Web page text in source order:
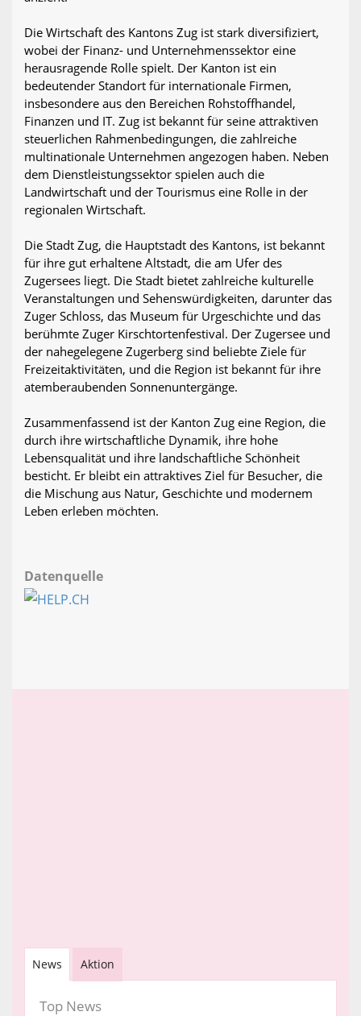
Die Wirtschaft des Kantons Zug ist stark diversifiziert,
wobei der Finanz- und Unternehmenssektor eine
herausragende Rolle spielt. Der Kanton ist ein
bedeutender Standort für internationale Firmen,
insbesondere aus den Bereichen Rohstoffhandel,
Finanzen und IT. Zug ist bekannt für seine attraktiven
steuerlichen Rahmenbedingungen, die zahlreiche
multinationale Unternehmen angezogen haben. Neben
dem Dienstleistungssektor spielen auch die
Landwirtschaft und der Tourismus eine Rolle in der
regionalen Wirtschaft.
Die Stadt Zug, die Hauptstadt des Kantons, ist bekannt
für ihre gut erhaltene Altstadt, die am Ufer des
Zugersees liegt. Die Stadt bietet zahlreiche kulturelle
Veranstaltungen und Sehenswürdigkeiten, darunter das
Zuger Schloss, das Museum für Urgeschichte und das
berühmte Zuger Kirschtortenfestival. Der Zugersee und
der nahegelegene Zugerberg sind beliebte Ziele für
Freizeitaktivitäten, und die Region ist bekannt für ihre
atemberaubenden Sonnenuntergänge.
Zusammenfassend ist der Kanton Zug eine Region, die
durch ihre wirtschaftliche Dynamik, ihre hohe
Lebensqualität und ihre landschaftliche Schönheit
besticht. Er bleibt ein attraktives Ziel für Besucher, die
die Mischung aus Natur, Geschichte und modernem
Leben erleben möchten.
Datenquelle
News Aktion
Top News